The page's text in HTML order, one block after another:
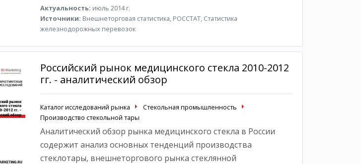
Актуальность: июль 2014 г.
Источники: Внешнеторговая статистика, РОССТАТ, Статистика
железнодорожных перевозок
Российский рынок медицинского стекла 2010-2012
гг. - аналитический обзор
Каталог исследований рынка
Стекольная промышленность
Производство стекольной тары
Аналитический обзор рынка медицинского стекла в России
содержит анализ основных тенденций производства
стеклотары, внешнеторгового рынка стеклянной